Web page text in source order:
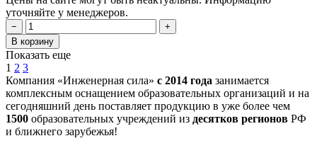
уточняйте у менеджеров.
−
+
В корзину
Показать еще
1 2 3
Компания «Инженерная сила» с 2014 года занимается
комплексным оснащением образовательных организаций и на
сегодняшний день поставляет продукцию в уже более чем
1500 образовательных учреждений из десятков регионов РФ
и ближнего зарубежья!